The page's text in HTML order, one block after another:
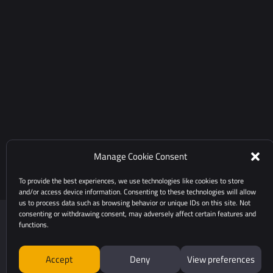
Manage Cookie Consent
To provide the best experiences, we use technologies like cookies to store
and/or access device information. Consenting to these technologies will allow
us to process data such as browsing behavior or unique IDs on this site. Not
consenting or withdrawing consent, may adversely affect certain features and
functions.
Accept Deny View preferences